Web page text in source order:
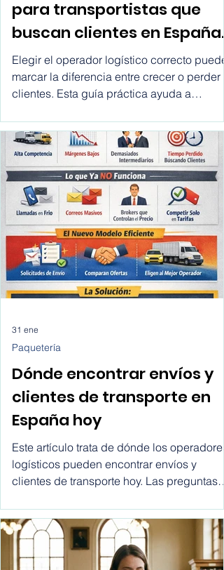
Las mejores plataformas
para transportistas que
buscan clientes en España,
Chile, México, USA,
etc.
Elegir el operador logístico correcto puede
clientes. Esta guía práctica ayuda a
ecommerce y empresas a comparar
transportistas, entender sus opciones y
tomar mejores decisiones de envío de
rápida y transparente.
Dónde encontrar envíos y
clientes de transporte en
España hoy
Este artículo trata de dónde los operadores
clientes de transporte hoy. Las preguntas
más comunes que hacen los comerciales
son: ¿dónde encontrar clientes para
empresas de transporte? ¿cómo recibir
Paquetería